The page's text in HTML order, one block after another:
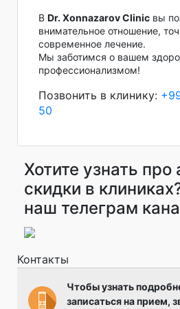
В Dr. Xonnazarov Clinic вы
внимательное отношение,
современное лечение.
Мы заботимся о вашем
профессионализмом!
Позвонить в клинику:
50
Хотите узнать про
скидки в
наш телеграм
Контакты
Чтобы узнать
записаться на прием,